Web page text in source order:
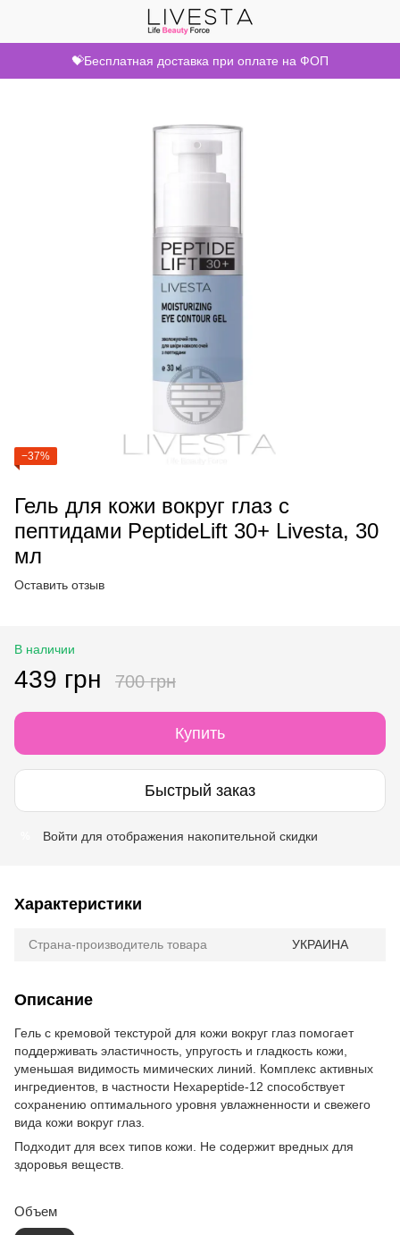
💝Бесплатная доставка при оплате на ФОП
−37%
Гель для кожи вокруг глаз с
пептидами PeptideLift 30+ Livesta, 30
мл
Оставить отзыв
В наличии
439 грн 700 грн
Купить
Быстрый заказ
Войти для отображения накопительной скидки
Характеристики
Страна-производитель товара УКРАИНА
Описание
Гель с кремовой текстурой для кожи вокруг глаз помогает
поддерживать эластичность, упругость и гладкость кожи,
уменьшая видимость мимических линий. Комплекс активных
ингредиентов, в частности Hexapeptide-12 способствует
сохранению оптимального уровня увлажненности и свежего
вида кожи вокруг глаз.
Подходит для всех типов кожи. Не содержит вредных для
здоровья веществ.
Объем